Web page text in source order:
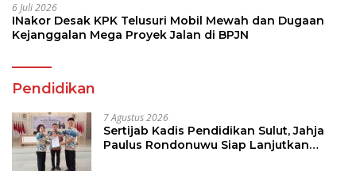
6 Juli 2026
INakor Desak KPK Telusuri Mobil Mewah dan Dugaan
Kejanggalan Mega Proyek Jalan di BPJN
Pendidikan
7 Agustus 2026
Sertijab Kadis Pendidikan Sulut, Jahja
Paulus Rondonuwu Siap Lanjutkan